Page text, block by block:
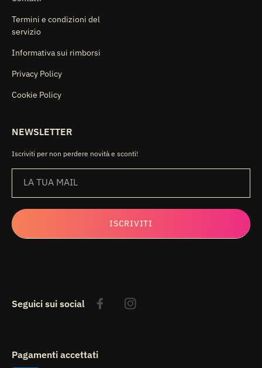
Termini e condizioni del
servizio
Informativa sui rimborsi
Privacy Policy
Cookie Policy
NEWSLETTER
Iscriviti per non perdere novità e sconti!
LA TUA MAIL
ISCRIVITI
Seguici sui social FacebookInstagram
Pagamenti accettati